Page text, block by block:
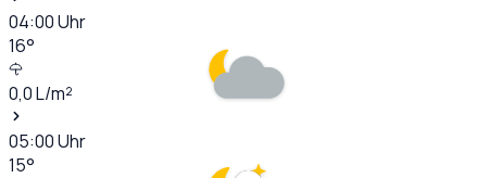
04:00Uhr
16°
0,0L/m²
05:00Uhr
15°